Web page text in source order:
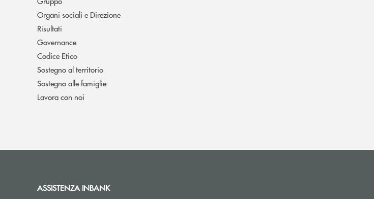
Organi sociali e Direzione
Risultati
Governance
Codice Etico
Sostegno al territorio
Sostegno alle famiglie
Lavora con noi
ASSISTENZA INBANK